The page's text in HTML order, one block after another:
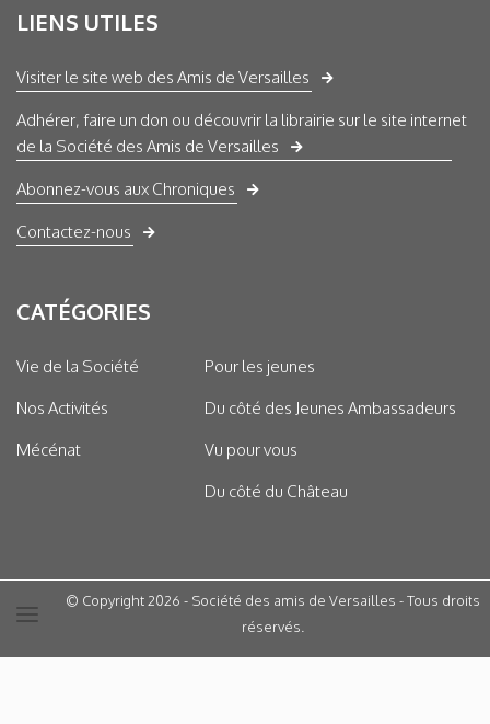
LIENS UTILES
Visiter le site web des Amis de Versailles
Adhérer, faire un don ou découvrir la librairie sur le site internet
de la Société des Amis de Versailles
Abonnez-vous aux Chroniques
Contactez-nous
CATÉGORIES
Vie de la Société
Nos Activités
Mécénat
Pour les jeunes
Du côté des Jeunes Ambassadeurs
Vu pour vous
Du côté du Château
© Copyright 2026 - Société des amis de Versailles - Tous droits
réservés.